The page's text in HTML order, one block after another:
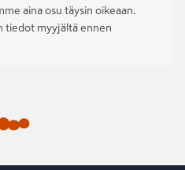
aina osu täysin oikeaan.
tiedot myyjältä ennen